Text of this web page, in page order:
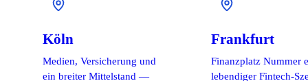
Köln
Medien, Versicherung und
ein breiter Mittelstand —
Frankfurt
Finanzplatz Nummer
lebendiger Fintech-